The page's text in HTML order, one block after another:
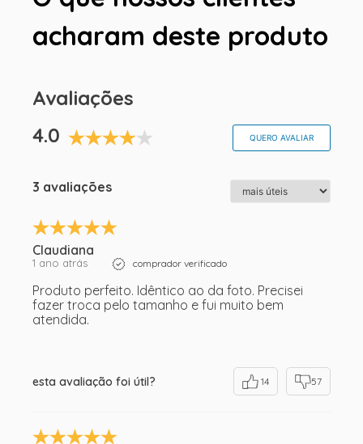
acharam deste produto
Avaliações
4.0
QUERO AVALIAR
3 avaliações
Claudiana
1 ano atrás comprador verificado
Produto perfeito. Idêntico ao da foto. Precisei
fazer troca pelo tamanho e fui muito bem
atendida.
esta avaliação foi útil? 14 57